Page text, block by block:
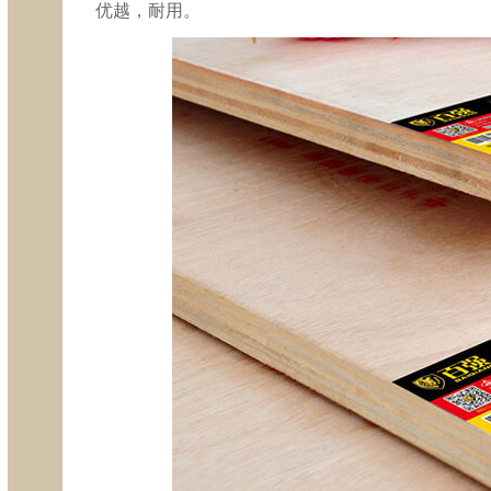
优越，耐用。